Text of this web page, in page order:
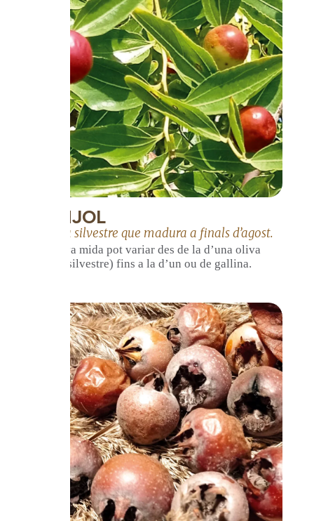
GÍNJOL
Fruita silvestre que madura a finals d’agost.
La seva mida pot variar des de la d’una oliva
(si és silvestre) fins a la d’un ou de gallina.